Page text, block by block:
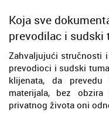
Koja sve
prevodilac i sudski
Zahvaljujući stručnosti
prevodioci i sudski
klijenata, da
materijala, bez
privatnog života oni